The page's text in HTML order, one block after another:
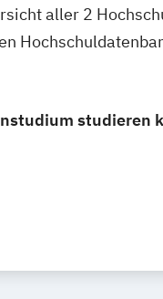
aller 2
studieren